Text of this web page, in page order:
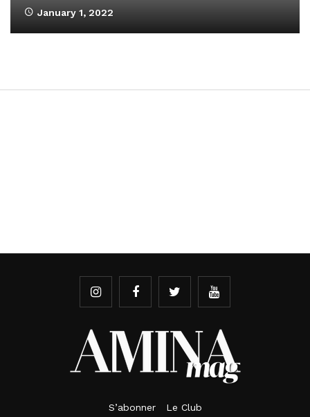
January 1, 2022
S’abonner Le Club